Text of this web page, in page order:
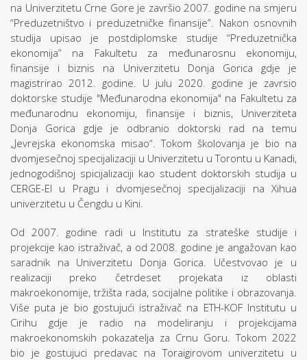
na Univerzitetu Crne Gore je završio 2007. godine na smjeru
“Preduzetništvo i preduzetničke finansije”. Nakon osnovnih
studija upisao je postdiplomske studije “Preduzetnička
ekonomija” na Fakultetu za međunarosnu ekonomiju,
finansije i biznis na Univerzitetu Donja Gorica gdje je
magistrirao 2012. godine. U julu 2020. godine je zavrsio
doktorske studije "Međunarodna ekonomija" na Fakultetu za
međunarodnu ekonomiju, finansije i biznis, Univerziteta
Donja Gorica gdje je odbranio doktorski rad na temu
„Jevrejska ekonomska misao“. Tokom školovanja je bio na
dvomjesečnoj specijalizaciji u Univerzitetu u Torontu u Kanadi,
jednogodišnoj spicijalizaciji kao student doktorskih studija u
CERGE-EI u Pragu i dvomjesečnoj specijalizaciji na Xihua
univerzitetu u Čengdu u Kini.
Od 2007. godine radi u Institutu za strateške studije i
projekcije kao istraživač, a od 2008. godine je angažovan kao
saradnik na Univerzitetu Donja Gorica. Učestvovao je u
realizaciji preko četrdeset projekata iz oblasti
makroekonomije, tržišta rada, socijalne politike i obrazovanja.
Više puta je bio gostujući istraživač na ETH-KOF Institutu u
Cirihu gdje je radio na modeliranju i projekcijama
makroekonomskih pokazatelja za Crnu Goru. Tokom 2022
bio je gostujuci predavac na Toraigirovom univerzitetu u